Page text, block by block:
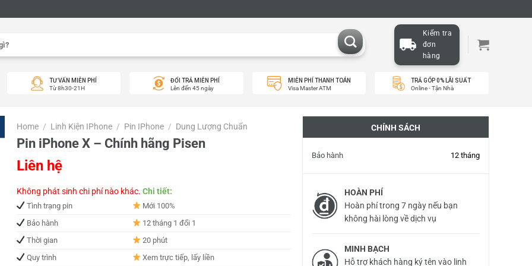
Kiểm tra
đơn
hàng
TƯ VẤN MIỄN PHÍ
Từ 8h30-21H
ĐỔI TRẢ MIỄN PHÍ
Lên đến 45 ngày
MIỄN PHÍ THANH TOÁN
Visa Master ATM
TRẢ GÓP 0% LÃI SUẤT
Online - Tận Nhà
Home / Linh Kiện IPhone / Pin IPhone / Dung Lượng Chuẩn
Pin iPhone X – Chính hãng Pisen
Liên hệ
Không phát sinh chi phí nào khác. Chi tiết:
Tình trạng pin
Mới 100%
Bảo hành
12 tháng 1 đổi 1
Thời gian
20 phút
Quy trình
Xem trực tiếp, lấy liền
CHÍNH SÁCH
Bảo hành 12 tháng
HOÀN PHÍ
Hoàn phí trong 7 ngày nếu bạn
không hài lòng về dịch vụ
MINH BẠCH
Hỗ trợ khách hàng ký tên vào linh